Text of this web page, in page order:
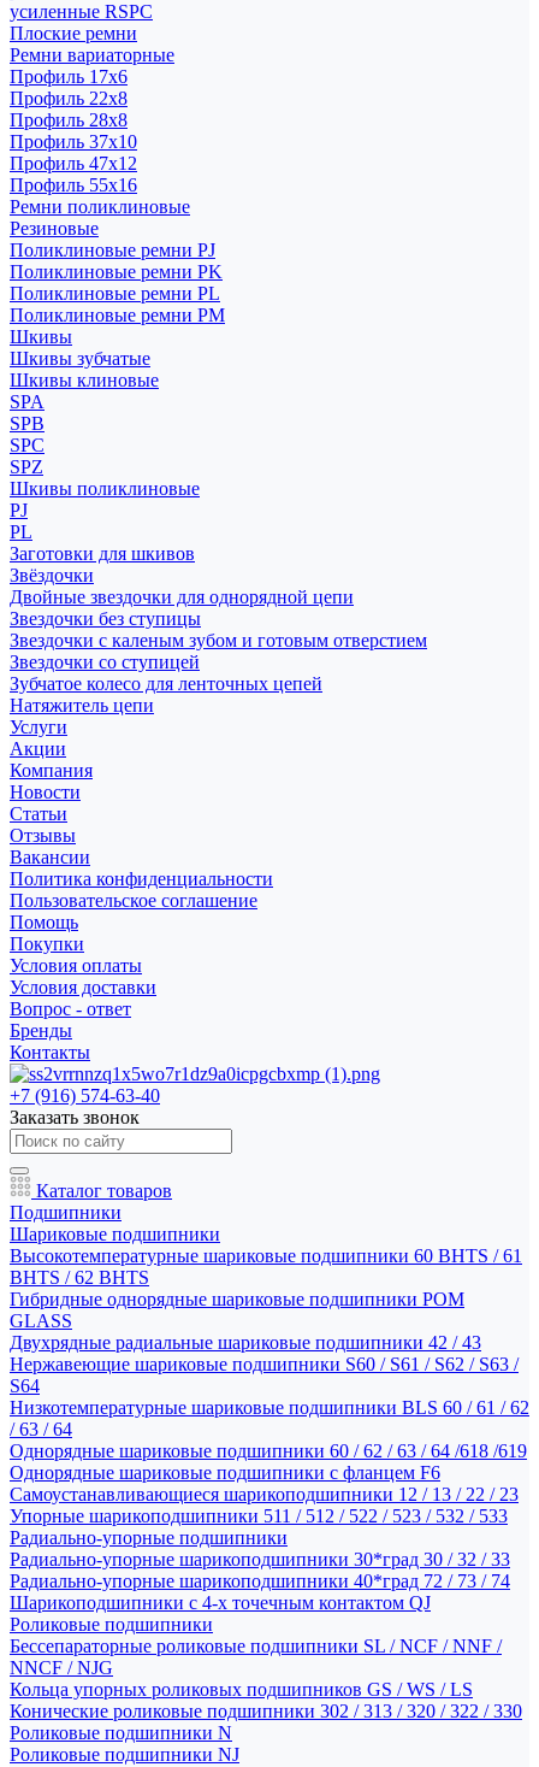
усиленные RSPC
Плоские ремни
Ремни вариаторные
Профиль 17x6
Профиль 22x8
Профиль 28x8
Профиль 37x10
Профиль 47x12
Профиль 55x16
Ремни поликлиновые
Резиновые
Поликлиновые ремни PJ
Поликлиновые ремни PK
Поликлиновые ремни PL
Поликлиновые ремни PM
Шкивы
Шкивы зубчатые
Шкивы клиновые
SPA
SPB
SPC
SPZ
Шкивы поликлиновые
PJ
PL
Заготовки для шкивов
Звёздочки
Двойные звездочки для однорядной цепи
Звездочки без ступицы
Звездочки с каленым зубом и готовым отверстием
Звездочки со ступицей
Зубчатое колесо для ленточных цепей
Натяжитель цепи
Услуги
Акции
Компания
Новости
Статьи
Отзывы
Вакансии
Политика конфиденциальности
Пользовательское соглашение
Помощь
Покупки
Условия оплаты
Условия доставки
Вопрос - ответ
Бренды
Контакты
+7 (916) 574-63-40
Заказать звонок
Каталог товаров
Подшипники
Шариковые подшипники
Высокотемпературные шариковые подшипники 60 BHTS / 61
BHTS / 62 BHTS
Гибридные однорядные шариковые подшипники POM
GLASS
Двухрядные радиальные шариковые подшипники 42 / 43
Нержавеющие шариковые подшипники S60 / S61 / S62 / S63 /
S64
Низкотемпературные шариковые подшипники BLS 60 / 61 / 62
/ 63 / 64
Однорядные шариковые подшипники 60 / 62 / 63 / 64 /618 /619
Однорядные шариковые подшипники с фланцем F6
Самоустанавливающиеся шарикоподшипники 12 / 13 / 22 / 23
Упорные шарикоподшипники 511 / 512 / 522 / 523 / 532 / 533
Радиально-упорные подшипники
Радиально-упорные шарикоподшипники 30*град 30 / 32 / 33
Радиально-упорные шарикоподшипники 40*град 72 / 73 / 74
Шарикоподшипники с 4-х точечным контактом QJ
Роликовые подшипники
Бессепараторные роликовые подшипники SL / NCF / NNF /
NNCF / NJG
Кольца упорных роликовых подшипников GS / WS / LS
Конические роликовые подшипники 302 / 313 / 320 / 322 / 330
Роликовые подшипники N
Роликовые подшипники NJ